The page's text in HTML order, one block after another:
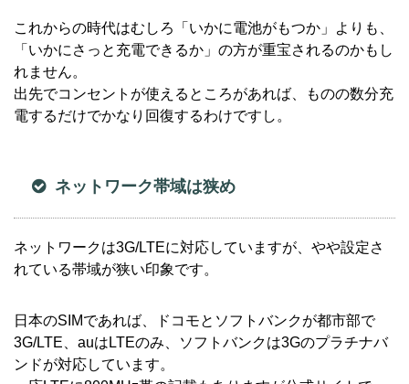
これからの時代はむしろ「いかに電池がもつか」よりも、
「いかにさっと充電できるか」の方が重宝されるのかもし
れません。
出先でコンセントが使えるところがあれば、ものの数分充
電するだけでかなり回復するわけですし。
ネットワーク帯域は狭め
ネットワークは3G/LTEに対応していますが、やや設定さ
れている帯域が狭い印象です。
日本のSIMであれば、ドコモとソフトバンクが都市部で
3G/LTE、auはLTEのみ、ソフトバンクは3Gのプラチナバ
ンドが対応しています。